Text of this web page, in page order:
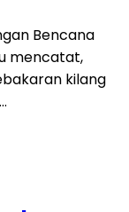
Bencana
mencatat,
kilang